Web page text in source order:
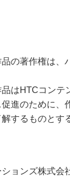
の著作権は、
はHTCコンテ
進のために、
するものとす
ョンズ株式会